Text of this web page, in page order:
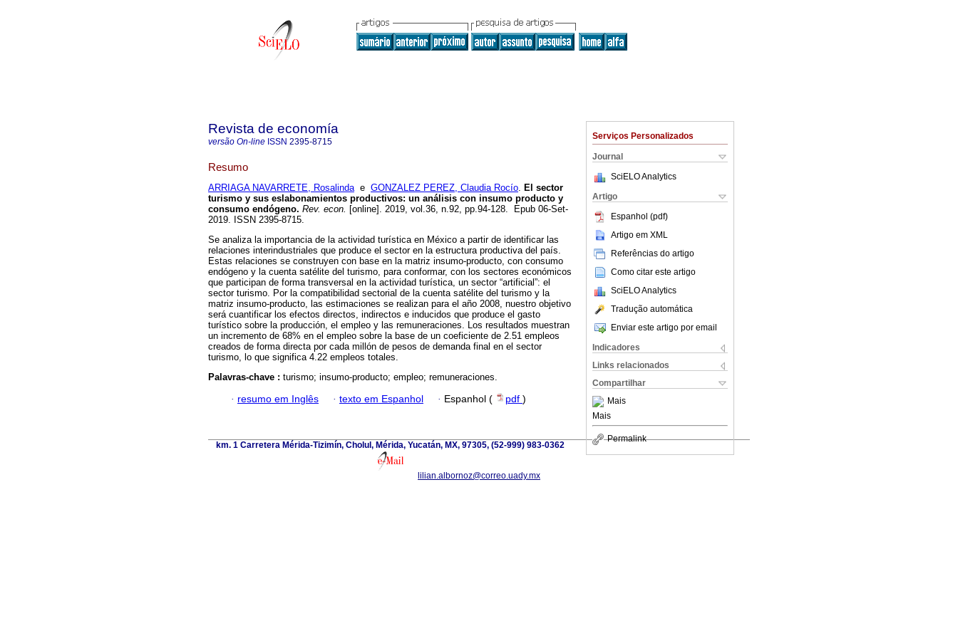
Serviços Personalizados
Journal
SciELO Analytics
Artigo
Espanhol (pdf)
Artigo em XML
Referências do artigo
Como citar este artigo
SciELO Analytics
Tradução automática
Enviar este artigo por email
Indicadores
Links relacionados
Compartilhar
Mais
Mais
Permalink
Revista de economía
versão On-line ISSN 2395-8715
Resumo
ARRIAGA NAVARRETE, Rosalindae GONZALEZ PEREZ, Claudia Rocío. El sector
turismo y sus eslabonamientos productivos: un análisis con insumo producto y
consumo endógeno. Rev. econ. [online]. 2019, vol.36, n.92, pp.94-128. Epub 06-Set-
2019. ISSN 2395-8715.
Se analiza la importancia de la actividad turística en México a partir de identificar las
relaciones interindustriales que produce el sector en la estructura productiva del país.
Estas relaciones se construyen con base en la matriz insumo-producto, con consumo
endógeno y la cuenta satélite del turismo, para conformar, con los sectores económicos
que participan de forma transversal en la actividad turística, un sector “artificial”: el
sector turismo. Por la compatibilidad sectorial de la cuenta satélite del turismo y la
matriz insumo-producto, las estimaciones se realizan para el año 2008, nuestro objetivo
será cuantificar los efectos directos, indirectos e inducidos que produce el gasto
turístico sobre la producción, el empleo y las remuneraciones. Los resultados muestran
un incremento de 68% en el empleo sobre la base de un coeficiente de 2.51 empleos
creados de forma directa por cada millón de pesos de demanda final en el sector
turismo, lo que significa 4.22 empleos totales.
Palavras-chave : turismo; insumo-producto; empleo; remuneraciones.
· resumo em Inglês · texto em Espanhol · Espanhol ( pdf )
km. 1 Carretera Mérida-Tizimín, Cholul, Mérida, Yucatán, MX, 97305, (52-999) 983-0362
lilian.albornoz@correo.uady.mx